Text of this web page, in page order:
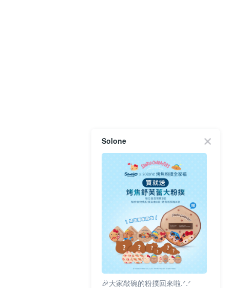
Solone
🎉大家敲碗的粉撲回來啦.ᐟ‪‪.ᐟ